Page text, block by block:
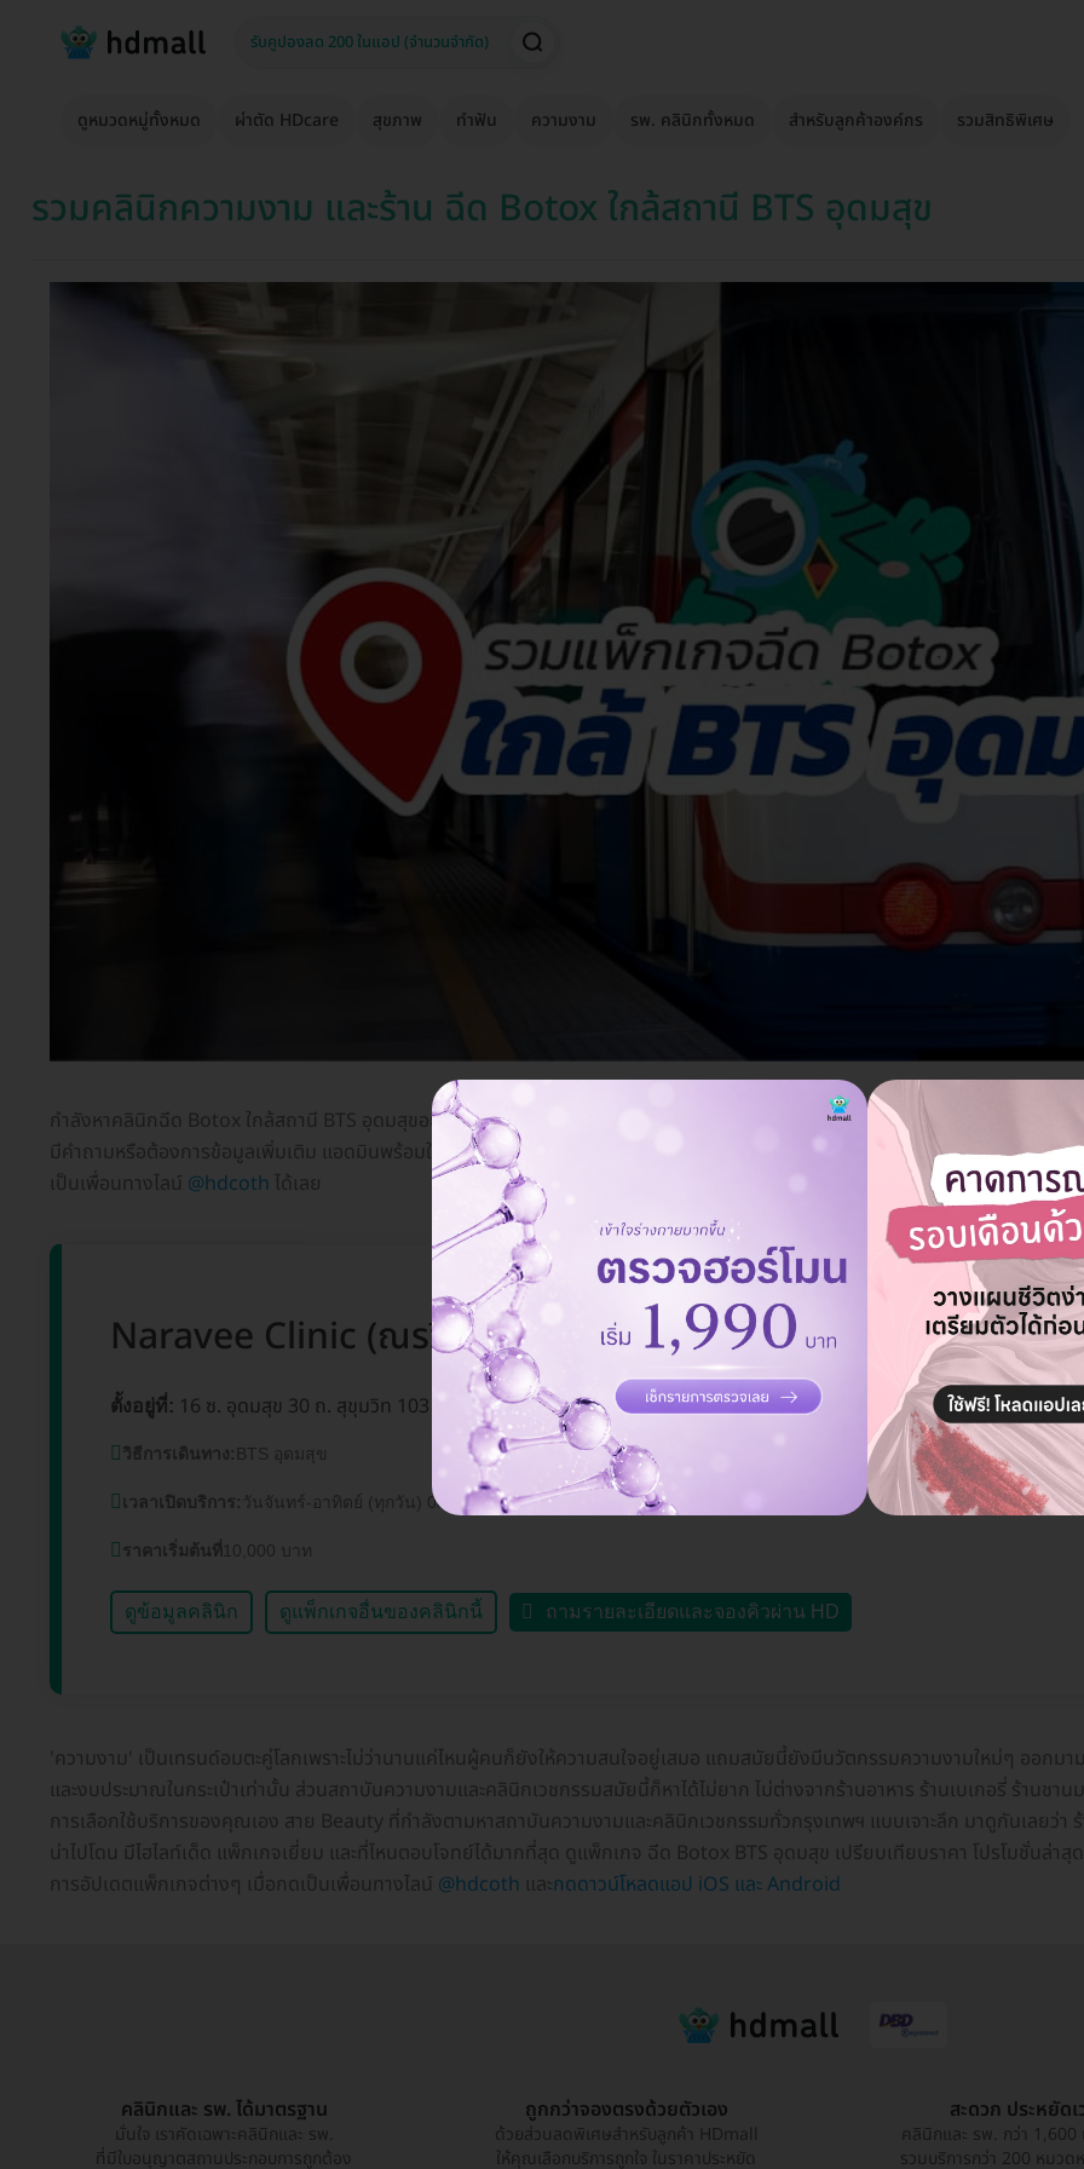
ดูหมวดหมู่ทั้งหมด ผ่าตัด HDcare สุขภาพ ทำฟัน ความงาม รพ. คลินิกทั้งหมด สำหรับลูกค้าองค์กร รวมสิทธิพิเศษ
รวมคลินิกความงาม และร้าน ฉีด Botox ใกล้สถานี BTS อุดมสุข
กำลังหาคลินิกฉีด Botox ใกล้สถานี BTS อุดมสุขอยู่ใช่ไหม? HD ทำลิสต์มาให้คุณแล้ว ลองกดดูที่ตั้ง วิธีเดินทาง เวลาให้บริการ พร้อมเปรี
มีคำถามหรือต้องการข้อมูลเพิ่มเติม แอดมินพร้อมให้บริการทุกวัน ตั้งแต่ 09.00-01.00 น. ถ้าจองแพ็กเกจฉีด Botoxผ่าน HD มีส่วนลด
เป็นเพื่อนทางไลน์ @hdcoth ได้เลย
Naravee Clinic (ณรวีคลินิก) สาขาอุดมสุข BTS อุดมสุข
ตั้งอยู่ที่: 16 ซ. อุดมสุข 30 ถ. สุขุมวิท 103 แขวงบางนาเหนือ เขตบางนา กรุงเทพมหานคร 10260 ดูแผนที่คลินิก
วิธีการเดินทาง: BTS อุดมสุข
เวลาเปิดบริการ: วันจันทร์-อาทิตย์ (ทุกวัน) 08.00-18.00 น.
ราคาเริ่มต้นที่ 10,000 บาท
ดูข้อมูลคลินิก ดูแพ็กเกจอื่นของคลินิกนี้ ถามรายละเอียดและจองคิวผ่าน HD
'ความงาม' เป็นเทรนด์อมตะคู่โลกเพราะไม่ว่านานแค่ไหนผู้คนก็ยังให้ความสนใจอยู่เสมอ แถมสมัยนี้ยังมีนวัตกรรมความงามใหม่ๆ ออก
และงบประมาณในกระเป๋าเท่านั้น ส่วนสถาบันความงามและคลินิกเวชกรรมสมัยนี้ก็หาได้ไม่ยาก ไม่ต่างจากร้านอาหาร ร้านเบเกอรี่ ร้าน
การเลือกใช้บริการของคุณเอง สาย Beauty ที่กำลังตามหาสถาบันความงามและคลินิกเวชกรรมทั่วกรุงเทพฯ แบบเจาะลึก มาดูกันเลยว่
น่าไปโดน มีไฮไลท์เด็ด แพ็กเกจเยี่ยม และที่ไหนตอบโจทย์ได้มากที่สุด ดูแพ็กเกจ ฉีด Botox BTS อุดมสุข เปรียบเทียบราคา โปรโมชั่นล่
การอัปเดตแพ็กเกจต่างๆ เมื่อกดเป็นเพื่อนทางไลน์ @hdcoth และกดดาวน์โหลดแอป iOS และ Android
คลินิกและ รพ. ได้มาตรฐาน
มั่นใจ เราคัดเฉพาะคลินิกและ รพ.
ที่มีใบอนุญาตสถานประกอบการถูกต้อง
ถูกกว่าจองตรงด้วยตัวเอง
ด้วยส่วนลดพิเศษสำหรับลูกค้า HDmall
ให้คุณเลือกบริการถูกใจ ในราคาประหยัด
สะดวก ประหยัดเ
คลินิกและ รพ. กว่า 1,600
รวมบริการกว่า 200 หมวด